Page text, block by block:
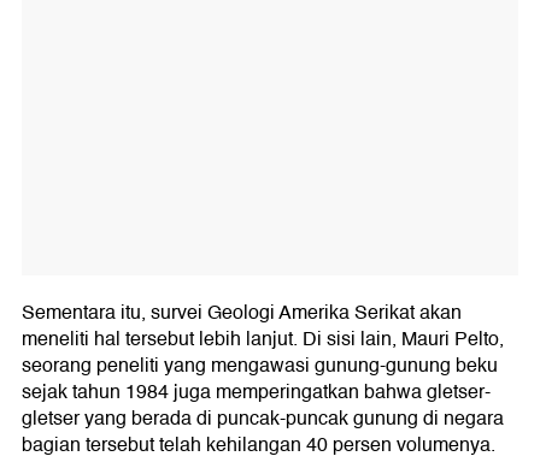
Sementara itu, survei Geologi Amerika Serikat akan
meneliti hal tersebut lebih lanjut. Di sisi lain, Mauri Pelto,
seorang peneliti yang mengawasi gunung-gunung beku
sejak tahun 1984 juga memperingatkan bahwa gletser-
gletser yang berada di puncak-puncak gunung di negara
bagian tersebut telah kehilangan 40 persen volumenya.